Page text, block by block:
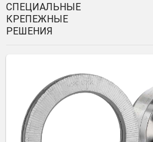
СПЕЦИАЛЬНЫЕ
КРЕПЕЖНЫЕ
РЕШЕНИЯ